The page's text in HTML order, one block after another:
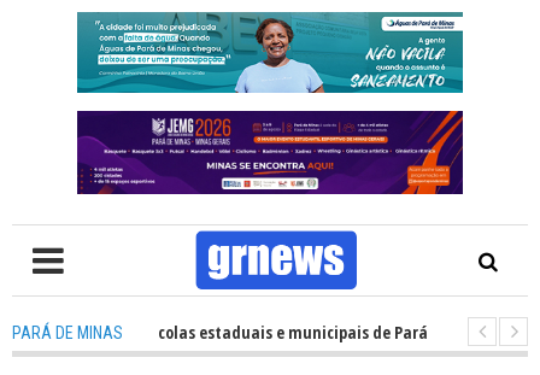
PARÁ DE MINASdas escolas estaduais e municipais de Pará de Minas no IDEB